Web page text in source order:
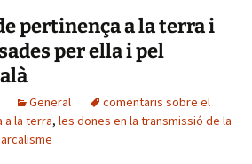
pertinença a la terra i
per ella i pel
General
comentaris sobre el
a la terra, les dones en la transmissió de la